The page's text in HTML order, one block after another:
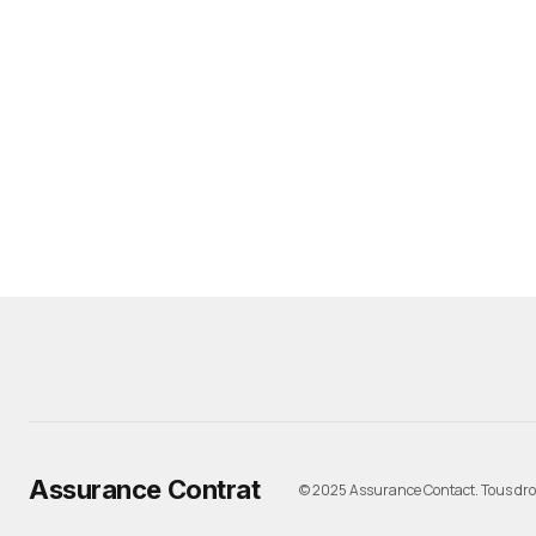
Assurance Contrat © 2025 Assurance Contact. Tous